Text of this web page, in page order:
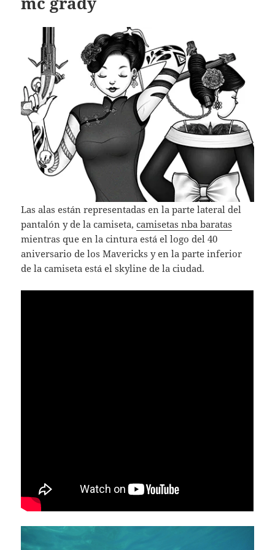
Las alas están representadas en la parte lateral del
pantalón y de la camiseta,camisetas nba baratas
mientras que en la cintura está el logo del 40
aniversario de los Mavericks y en la parte inferior
de la camiseta está el skyline de la ciudad.